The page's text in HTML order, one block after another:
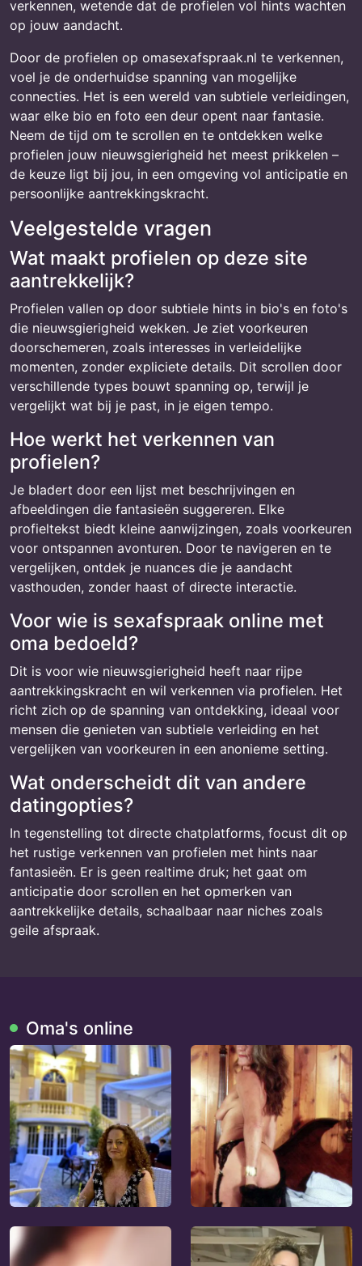
verkennen, wetende dat de profielen vol hints wachten
op jouw aandacht.
Door de profielen op omasexafspraak.nl te verkennen,
voel je de onderhuidse spanning van mogelijke
connecties. Het is een wereld van subtiele verleidingen,
waar elke bio en foto een deur opent naar fantasie.
Neem de tijd om te scrollen en te ontdekken welke
profielen jouw nieuwsgierigheid het meest prikkelen –
de keuze ligt bij jou, in een omgeving vol anticipatie en
persoonlijke aantrekkingskracht.
Veelgestelde vragen
Wat maakt profielen op deze site
aantrekkelijk?
Profielen vallen op door subtiele hints in bio's en foto's
die nieuwsgierigheid wekken. Je ziet voorkeuren
doorschemeren, zoals interesses in verleidelijke
momenten, zonder expliciete details. Dit scrollen door
verschillende types bouwt spanning op, terwijl je
vergelijkt wat bij je past, in je eigen tempo.
Hoe werkt het verkennen van
profielen?
Je bladert door een lijst met beschrijvingen en
afbeeldingen die fantasieën suggereren. Elke
profieltekst biedt kleine aanwijzingen, zoals voorkeuren
voor ontspannen avonturen. Door te navigeren en te
vergelijken, ontdek je nuances die je aandacht
vasthouden, zonder haast of directe interactie.
Voor wie is sexafspraak online met
oma bedoeld?
Dit is voor wie nieuwsgierigheid heeft naar rijpe
aantrekkingskracht en wil verkennen via profielen. Het
richt zich op de spanning van ontdekking, ideaal voor
mensen die genieten van subtiele verleiding en het
vergelijken van voorkeuren in een anonieme setting.
Wat onderscheidt dit van andere
datingopties?
In tegenstelling tot directe chatplatforms, focust dit op
het rustige verkennen van profielen met hints naar
fantasieën. Er is geen realtime druk; het gaat om
anticipatie door scrollen en het opmerken van
aantrekkelijke details, schaalbaar naar niches zoals
geile afspraak.
Oma's online